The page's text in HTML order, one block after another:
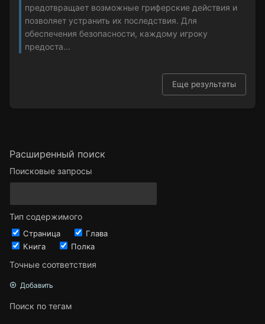
Расширенный поиск
Поисковые запросы
Тип содержимого
Страница
Глава
Книга
Полка
Точные соответствия
Добавить
Поиск по тегам
предотвращает возможные гриферские действия и
позволяет устранить их последствия. Для
обеспечения безопасности, каждому игроку
предоста...
Еще результаты